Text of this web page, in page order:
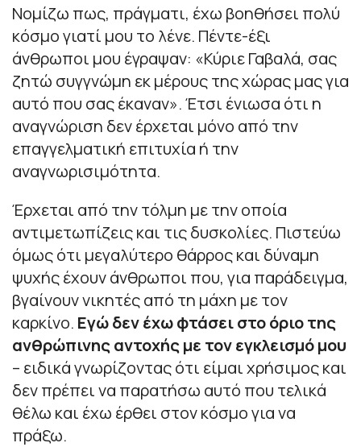
Νομίζω πως, πράγματι, έχω βοηθήσει πολύ
κόσμο γιατί μου το λένε. Πέντε-έξι
άνθρωποι μου έγραψαν: «Κύριε Γαβαλά, σας
ζητώ συγγνώμη εκ μέρους της χώρας μας για
αυτό που σας έκαναν». Έτσι ένιωσα ότι η
αναγνώριση δεν έρχεται μόνο από την
επαγγελματική επιτυχία ή την
αναγνωρισιμότητα.
Έρχεται από την τόλμη με την οποία
αντιμετωπίζεις και τις δυσκολίες. Πιστεύω
όμως ότι μεγαλύτερο θάρρος και δύναμη
ψυχής έχουν άνθρωποι που, για παράδειγμα,
βγαίνουν νικητές από τη μάχη με τον
καρκίνο. Εγώ δεν έχω φτάσει στο όριο της
ανθρώπινης αντοχής με τον εγκλεισμό μου
– ειδικά γνωρίζοντας ότι είμαι χρήσιμος και
δεν πρέπει να παρατήσω αυτό που τελικά
θέλω και έχω έρθει στον κόσμο για να
πράξω.